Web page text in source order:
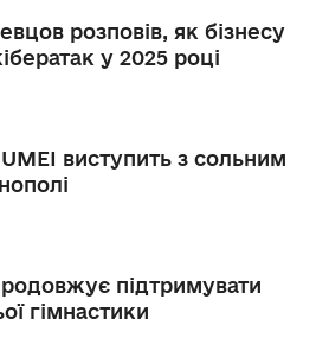
розповів, як бізнесу
у 2025 році
виступить з сольним
підтримувати
гімнастики